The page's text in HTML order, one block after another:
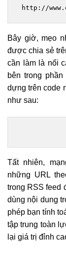
http://
Bây giờ, mẹo
được chia sẻ
cần làm là nối
bên trong
dựng trên code
như sau:
Tất nhiên,
những URL
trong RSS feed
dùng nội dung
phép bạn tính
tập trung toàn
lại giá trị đỉnh